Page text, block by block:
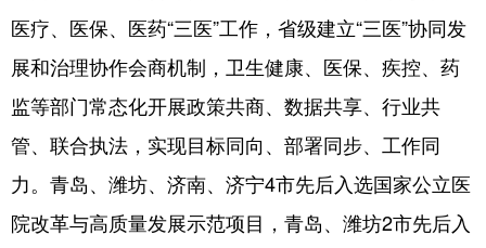
亚太网 上市公司 投教基地
地方频道
首页 山东新闻 图片 专题·访谈
政事 文旅 社会民生 山东产经
医疗、医保、医药“三医”工作，省级建立“三医”协同发
展和治理协作会商机制，卫生健康、医保、疾控、药
监等部门常态化开展政策共商、数据共享、行业共
管、联合执法，实现目标同向、部署同步、工作同
力。青岛、潍坊、济南、济宁4市先后入选国家公立医
院改革与高质量发展示范项目，青岛、潍坊2市先后入